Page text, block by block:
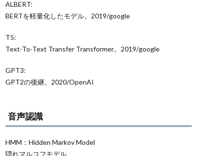
ALBERT:
BERTを軽量化したモデル。2019/google
T5:
Text-To-Text Transfer Transformer。2019/google
GPT3:
GPT2の後継。2020/OpenAI
音声認識
HMM：Hidden Markov Model
隠れマルコフモデル